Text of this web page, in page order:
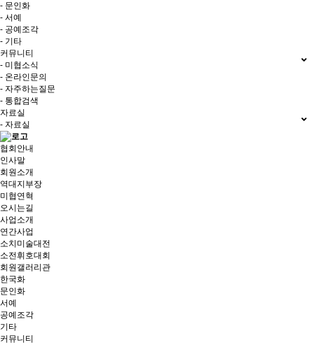
- 문인화
- 서예
- 공예조각
- 기타
커뮤니티
- 미협소식
- 온라인문의
- 자주하는질문
- 통합검색
자료실
- 자료실
협회안내
인사말
회원소개
역대지부장
미협연혁
오시는길
사업소개
연간사업
소치미술대전
소전휘호대회
회원갤러리관
한국화
문인화
서예
공예조각
기타
커뮤니티